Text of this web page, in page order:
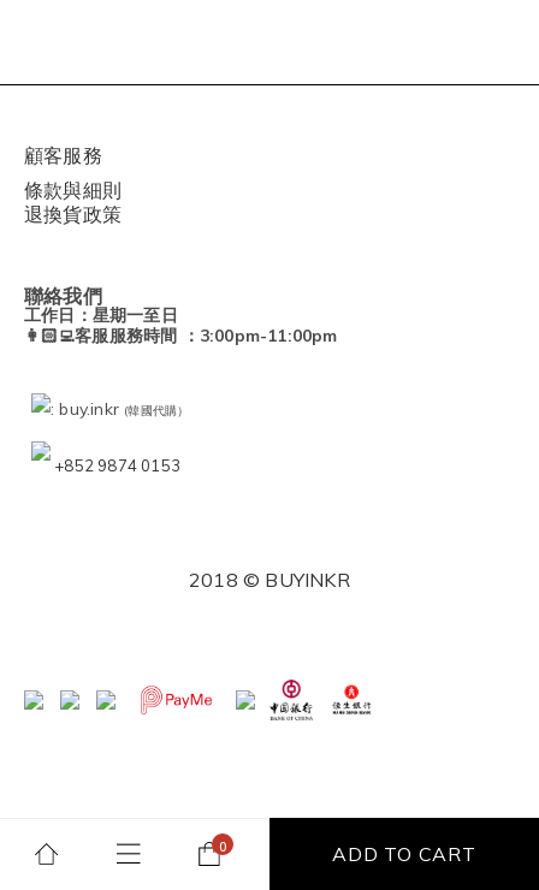
ADD TO CART
顧客服務
條款與細則
退換貨政策
聯絡我們
工作日：星期一至日
👩🏻‍💻客服服務時間 ：3:00pm-11:00pm
: buy.inkr (韓國代購）
+852 9874 0153
2018 © BUYINKR